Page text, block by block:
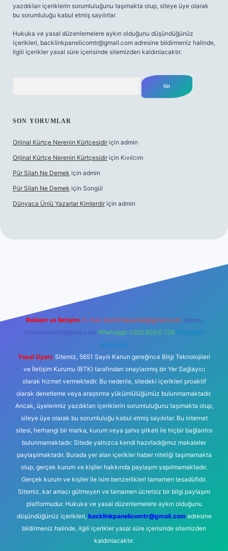
yazdıkları içeriklerin sorumluluğunu taşımakta olup, siteye üye olarak
bu sorumluluğu kabul etmiş sayılırlar.
Hukuka ve yasal düzenlemelere aykırı olduğunu düşündüğünüz
içerikleri, backlinkpanelicomtr@gmail.com adresine bildirmeniz halinde,
ilgili içerikler yasal süre içerisinde sitemizden kaldırılacaktır.
SON YORUMLAR
Orjinal Kürtçe Nerenin Kürtçesidir için admin
Orjinal Kürtçe Nerenin Kürtçesidir için Kıvılcım
Pür Silah Ne Demek için admin
Pür Silah Ne Demek için Songül
Dünyaca Ünlü Yazarlar Kimlerdir için admin
Reklam ve İletişim: E-mail: backlinkpaneli@gmail.com Teams:
forumhizmeti@gmail.com Whatsapp: 0262 606 0 726 Telegram:
@karabul
Yasal Uyarı: Sitemiz, 5651 Sayılı Kanun gereğince Bilgi Teknolojileri
ve İletişim Kurumu (BTK) tarafından onaylanmış bir Yer Sağlayıcı
olarak hizmet vermektedir. Bu nedenle, sitedeki içerikleri proaktif
olarak denetleme veya araştırma yükümlülüğümüz bulunmamaktadır.
Ancak, üyelerimiz yazdıkları içeriklerin sorumluluğunu taşımakta olup,
siteye üye olarak bu sorumluluğu kabul etmiş sayılırlar. Bu internet
sitesi, herhangi bir marka, kurum veya şahıs şirketi ile hiçbir bağlantısı
bulunmamaktadır. Sitede yalnızca kendi hazırladığımız makaleler
paylaşılmaktadır. Burada yer alan içerikler haber niteliği taşımamakta
olup, gerçek kurum ve kişiler hakkında paylaşım yapılmamaktadır.
Gerçek kurum ve kişiler ile isim benzerlikleri tamamen tesadüfidir.
Sitemiz, kar amacı gütmeyen ve tamamen ücretsiz bir bilgi paylaşım
platformudur. Hukuka ve yasal düzenlemelere aykırı olduğunu
düşündüğünüz içerikleri, backlinkpanelicomtr@gmail.comadresine
bildirmeniz halinde, ilgili içerikler yasal süre içerisinde sitemizden
kaldırılacaktır.